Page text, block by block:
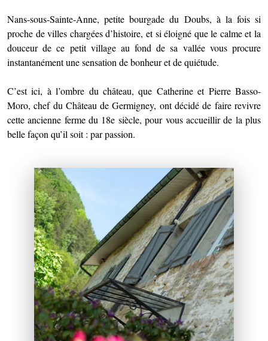
Nans-sous-Sainte-Anne, petite bourgade du Doubs, à la fois si
proche de villes chargées d’histoire, et si éloigné que le calme et la
douceur de ce petit village au fond de sa vallée vous procure
instantanément une sensation de bonheur et de quiétude.
C’est ici, à l’ombre du château, que Catherine et Pierre Basso-
Moro, chef du Château de Germigney, ont décidé de faire revivre
cette ancienne ferme du 18e siècle, pour vous accueillir de la plus
belle façon qu’il soit : par passion.